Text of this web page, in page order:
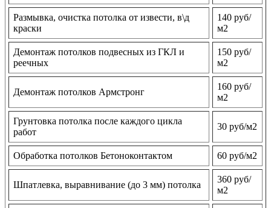
Размывка, очистка потолка от извести, в\д
краски
140 руб/
м2
Демонтаж потолков подвесных из ГКЛ и
реечных
150 руб/
м2
Демонтаж потолков Армстронг
160 руб/
м2
Грунтовка потолка после каждого цикла
работ
30 руб/м2
Обработка потолков Бетоноконтактом 60 руб/м2
Шпатлевка, выравнивание (до 3 мм) потолка
360 руб/
м2